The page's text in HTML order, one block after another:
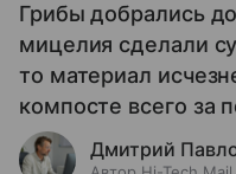
Грибы добрались
мицелия сделали
то материал
компосте всего за
Дмитрий